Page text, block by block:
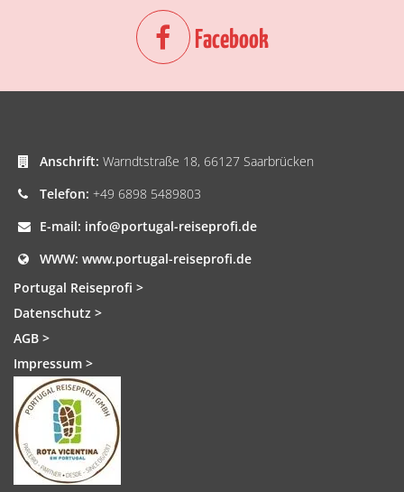
Facebook
Anschrift: Warndtstraße 18, 66127 Saarbrücken
Telefon: +49 6898 5489803
E-mail: info@portugal-reiseprofi.de
WWW: www.portugal-reiseprofi.de
Portugal Reiseprofi >
Datenschutz >
AGB >
Impressum >